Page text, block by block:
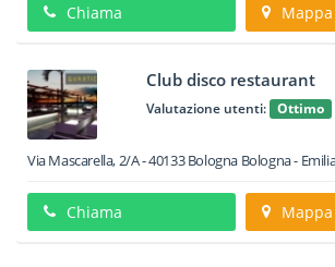
Chiama Mappa
Club disco restaurant
Valutazione utenti: Ottimo
Via Mascarella, 2/A-40133 Bologna Bologna -
Chiama Mappa